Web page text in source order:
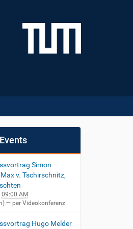
Simon
v. Tschirschnitz,
09:00 AM
— per Videokonferenz
Hugo Melder